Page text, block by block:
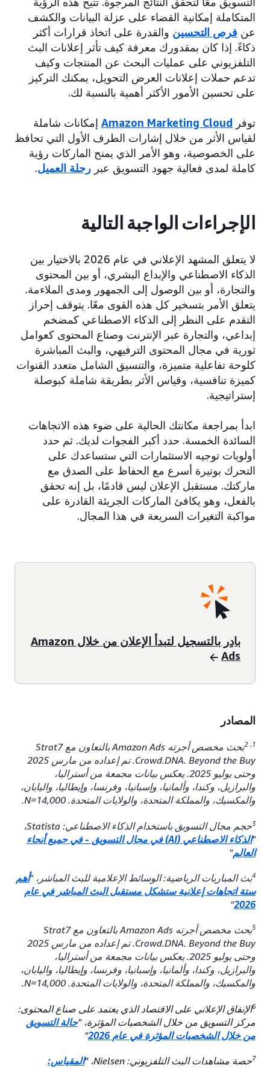
المتكاملة إمكانية القضاء على عزلة البيانات والكشف
عن فرص التحسين والقدرة على اتخاذ قرارات أكثر
ذكاءً. إذا كان بمقدورك معرفة كيف تأثر إعلانات البث
التلفزيوني على عمليات البحث عن المنتجات وكيف
تدعم حملات إعلانات العرض التحويل، يمكنك التركيز
على تحسين الأمور الأكثر أهمية بالنسبة لك.
توفر Amazon Marketing Cloud إمكانات شاملة
لقياس الأثر من خلال إشارات الطرف الأول التي تحافظ
على الخصوصية، وهو الأمر الذي يمنح الماركات رؤية
كاملة لمدى فعالية جهود التسويق عبر رحلة العميل.
الإجراءات الواجبة التالية
لا يتعلق المشهد الإعلاني في عام 2026 بالاختيار بين
الذكاء الاصطناعي والإبداع البشري، أو بين المحتوى
والتجارة، أو بين الوصول إلى الجمهور ومدى الملاءمة.
يتعلق الأمر بتسخير كل هذه القوى معًا. يتوقف إحراز
التقدم على النظر إلى الذكاء الاصطناعي كمضخم
إبداعي، والتجارة عبر الإنترنت وصناع المحتوى كعوامل
ثورية في مجال المحتوى الترفيهي، والبث المباشرة
كلوحة تفاعلية متميزة، والتنسيق الشامل متعدد القنوات
كميزة تنافسية، وقياس الأثر بطريقة شاملة كبوصلة
إستراتيجية.
ابدأ بمراجعة مكانتك الحالية على ضوء هذه الاتجاهات
السائدة الخمسة. حدد أكبر الفجوات لديك. ثم حدد
أولويات توجيه الاستثمارات التي ستساعدك على
التحرك بوتيرة أسرع مع الحفاظ على الصدق مع
ماركتك. مستقبل الإعلان ليس قادمًا، بل إنه تحقق
بالفعل، وهو يكافئ الماركات الجريئة القادرة على
مواكبة التغيرات السريعة في هذا المجال.
بادِر بالتسجيل لتبدأ الإعلان من خلال Amazon
Ads
المصادر
1، 2
بحث مخصص أجرته Amazon Ads بالتعاون مع Strat7
Crowd.DNA. Beyond the Buy. تم إعداده من مارس 2025
وحتى يوليو 2025. يعكس بيانات مجمعة من أستراليا،
والبرازيل، وكندا، وألمانيا، وإسبانيا، وفرنسا، وإيطاليا، واليابان،
والمكسيك، والمملكة المتحدة، والولايات المتحدة. N=14,000.
3
حجم مجال التسويق باستخدام الذكاء الاصطناعي: Statista،
"
الذكاء الاصطناعي (AI) في مجال التسويق - في جميع أنحاء
العالم"
4بث المباريات الرياضية: الوسائط الإعلامية للبث المباشر، "أهم
ستة اتجاهات إعلانية ستشكل مستقبل البث المباشر في عام
2026
"
5
بحث مخصص أجرته Amazon Ads بالتعاون مع Strat7
Crowd.DNA. Beyond the Buy. تم إعداده من مارس 2025
وحتى يوليو 2025. يعكس بيانات مجمعة من أستراليا،
والبرازيل، وكندا، وألمانيا، وإسبانيا، وفرنسا، وإيطاليا، واليابان،
والمكسيك، والمملكة المتحدة، والولايات المتحدة. N=14,000.
6الإنفاق الإعلاني على الاقتصاد الذي يعتمد على صناع المحتوى:
مركز التسويق من خلال الشخصيات المؤثرة، "حالة التسويق
من خلال الشخصيات المؤثرة في عام 2026
"
7حصة مشاهدات البث التلفزيوني: Nielsen، "
المقياس: